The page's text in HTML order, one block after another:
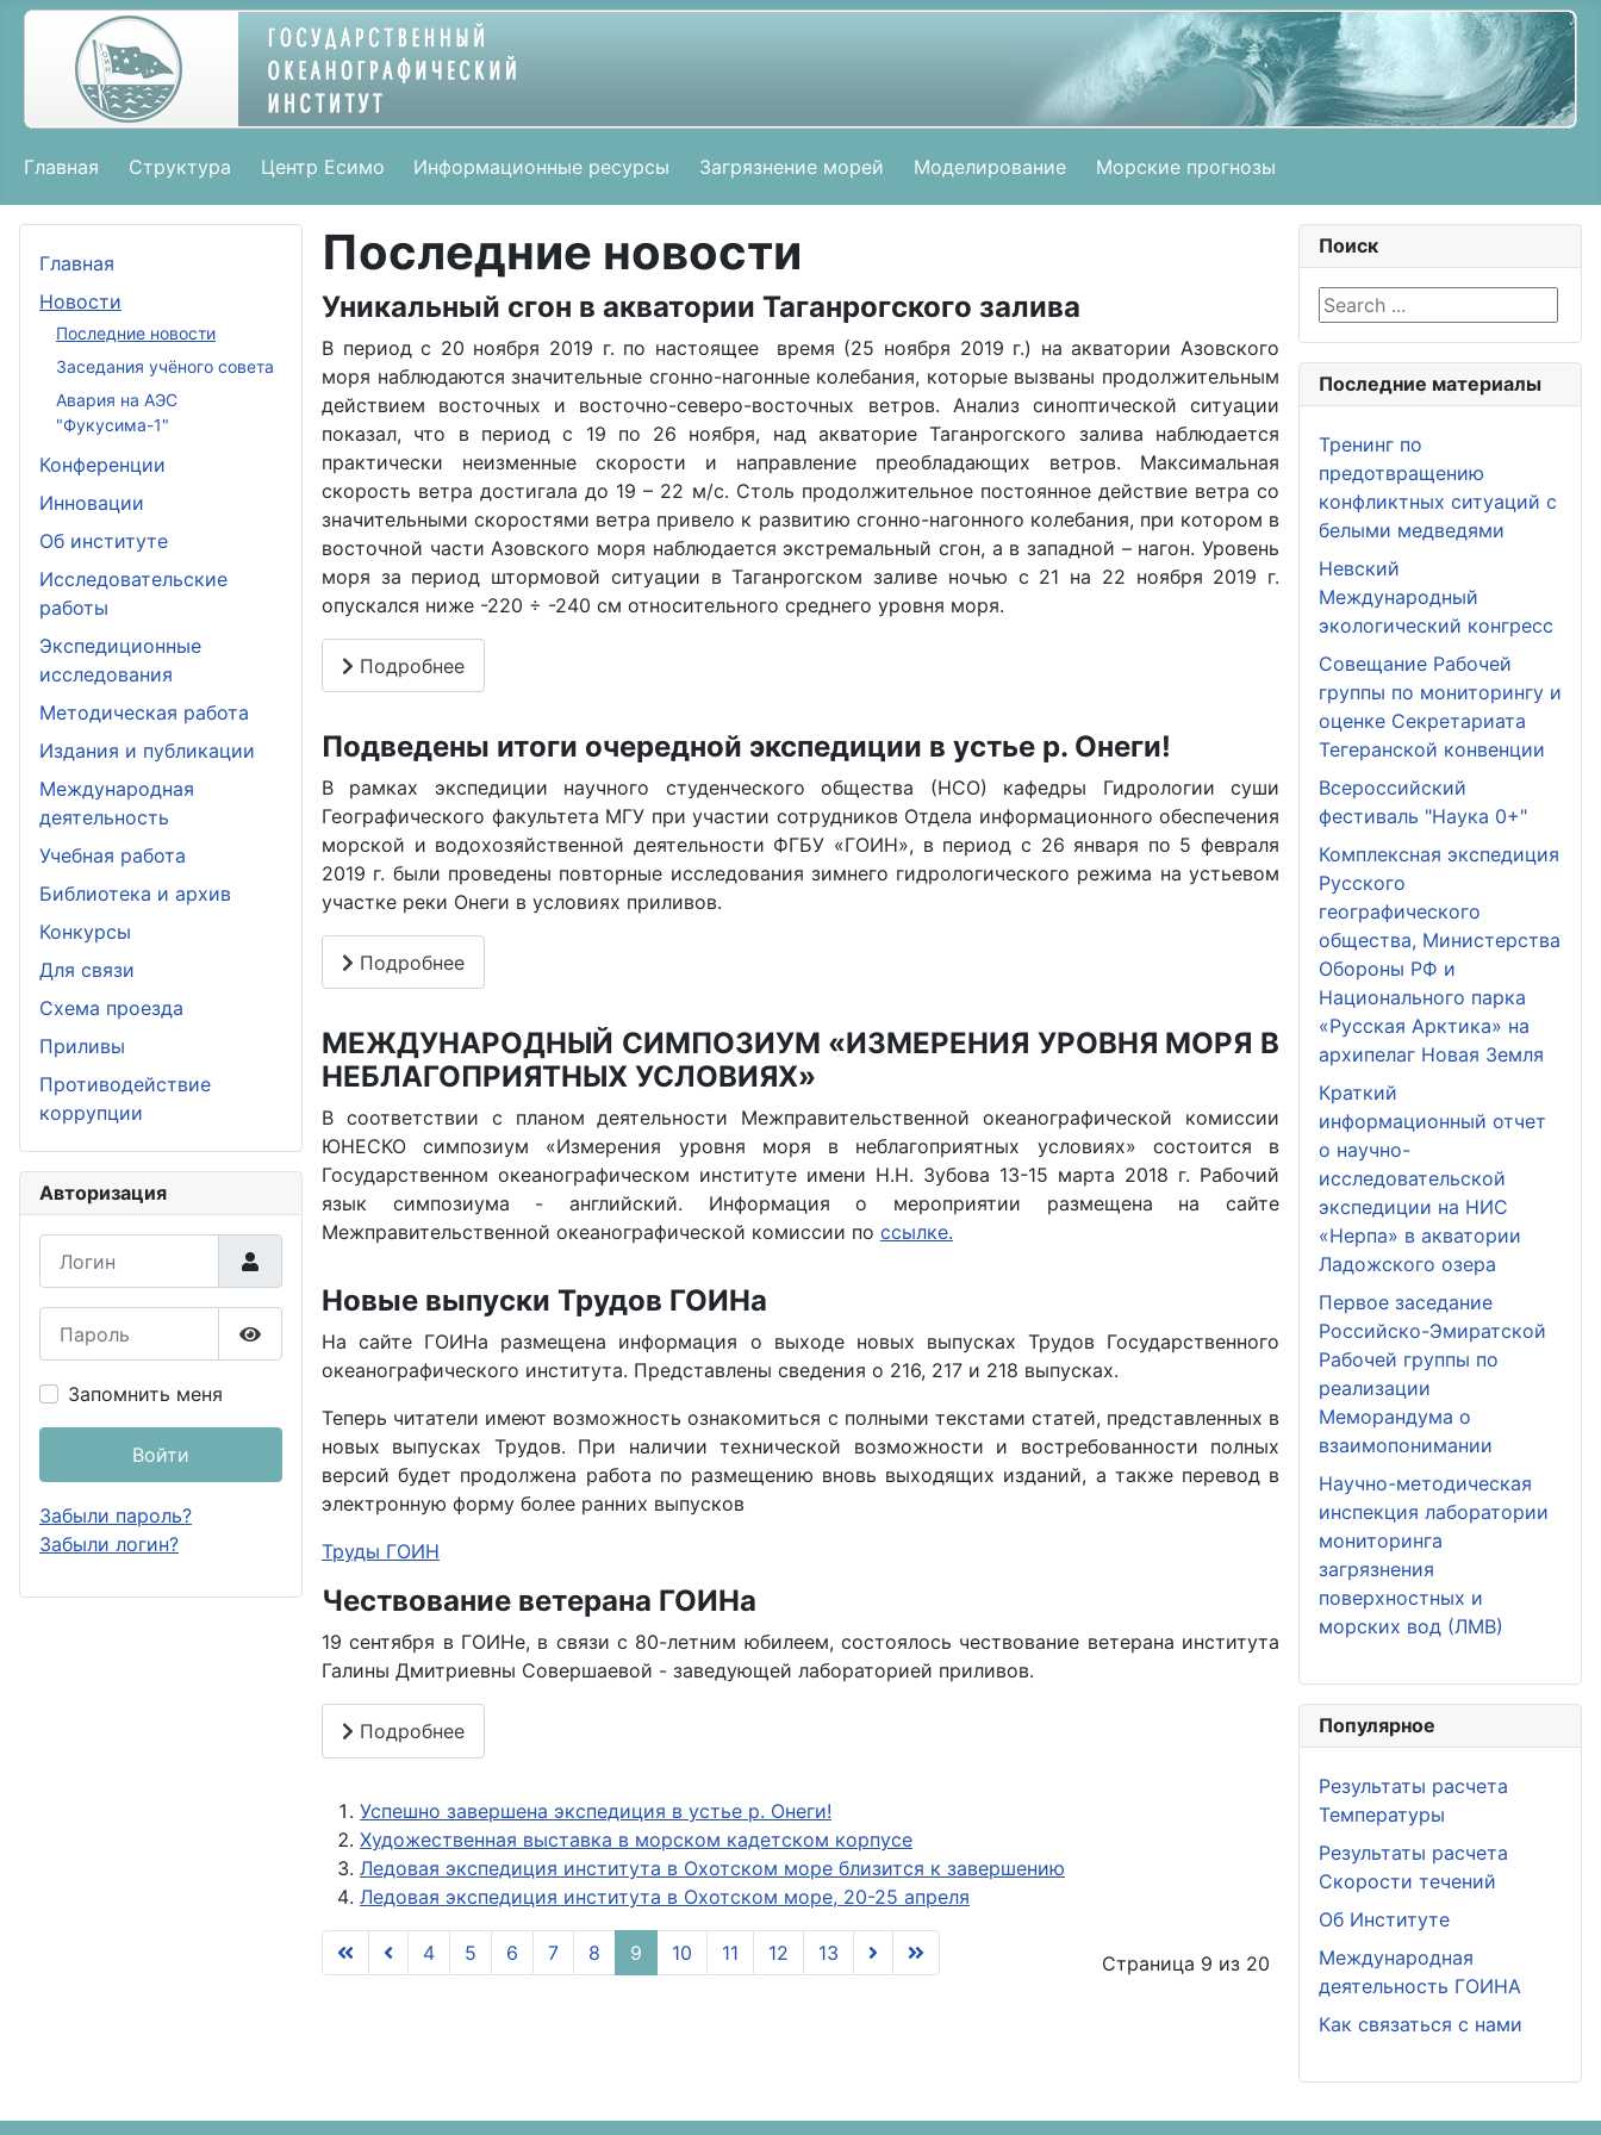
Главная Структура Центр Есимо Информационные ресурсы Загрязнение морей Моделирование Морские прогнозы
Главная
Новости
Последние новости
Заседания учёного совета
Авария на АЭС
"Фукусима-1"
Конференции
Инновации
Об институте
Исследовательские
работы
Экспедиционные
исследования
Методическая работа
Издания и публикации
Международная
деятельность
Учебная работа
Библиотека и архив
Конкурсы
Для связи
Схема проезда
Приливы
Противодействие
коррупции
Авторизация
Показать пароль
Запомнить меня
Войти
Забыли пароль?
Забыли логин?
Последние новости
Уникальный сгон в акватории Таганрогского залива
В период с 20 ноября 2019 г. по настоящее время (25 ноября 2019 г.) на акватории Азовского
моря наблюдаются значительные сгонно-нагонные колебания, которые вызваны продолжительным
действием восточных и восточно-северо-восточных ветров. Анализ синоптической ситуации
показал, что в период с 19 по 26 ноября, над акваторие Таганрогского залива наблюдается
практически неизменные скорости и направление преобладающих ветров. Максимальная
скорость ветра достигала до 19 – 22 м/c. Столь продолжительное постоянное действие ветра со
значительными скоростями ветра привело к развитию сгонно-нагонного колебания, при котором в
восточной части Азовского моря наблюдается экстремальный сгон, а в западной – нагон. Уровень
моря за период штормовой ситуации в Таганрогском заливе ночью с 21 на 22 ноября 2019 г.
опускался ниже -220 ÷ -240 см относительного среднего уровня моря.
Подробнее
Подведены итоги очередной экспедиции в устье р. Онеги!
В рамках экспедиции научного студенческого общества (НСО) кафедры Гидрологии суши
Географического факультета МГУ при участии сотрудников Отдела информационного обеспечения
морской и водохозяйственной деятельности ФГБУ «ГОИН», в период с 26 января по 5 февраля
2019 г. были проведены повторные исследования зимнего гидрологического режима на устьевом
участке реки Онеги в условиях приливов.
Подробнее
МЕЖДУНАРОДНЫЙ СИМПОЗИУМ «ИЗМЕРЕНИЯ УРОВНЯ МОРЯ В
НЕБЛАГОПРИЯТНЫХ УСЛОВИЯХ»
В соответствии с планом деятельности Межправительственной океанографической комиссии
ЮНЕСКО симпозиум «Измерения уровня моря в неблагоприятных условиях» состоится в
Государственном океанографическом институте имени Н.Н. Зубова 13-15 марта 2018 г. Рабочий
язык симпозиума - английский. Информация о мероприятии размещена на сайте
Межправительственной океанографической комиссии по ссылке.
Новые выпуски Трудов ГОИНа
На сайте ГОИНа размещена информация о выходе новых выпусках Трудов Государственного
океанографического института. Представлены сведения о 216, 217 и 218 выпусках.
Теперь читатели имеют возможность ознакомиться с полными текстами статей, представленных в
новых выпусках Трудов. При наличии технической возможности и востребованности полных
версий будет продолжена работа по размещению вновь выходящих изданий, а также перевод в
электронную форму более ранних выпусков
Труды ГОИН
Чествование ветерана ГОИНа
19 сентября в ГОИНе, в связи с 80-летним юбилеем, состоялось чествование ветерана института
Галины Дмитриевны Совершаевой - заведующей лабораторией приливов.
Подробнее
Успешно завершена экспедиция в устье р. Онеги!
Художественная выставка в морском кадетском корпусе
Ледовая экспедиция института в Охотском море близится к завершению
Ледовая экспедиция института в Охотском море, 20-25 апреля
Страница 9 из 20
4 5 6 7 8 9 10 11 12 13
Поиск
Search ...
Последние материалы
Тренинг по
предотвращению
конфликтных ситуаций с
белыми медведями
Невский
Международный
экологический конгресс
Совещание Рабочей
группы по мониторингу и
оценке Секретариата
Тегеранской конвенции
Всероссийский
фестиваль "Наука 0+"
Комплексная экспедиция
Русского
географического
общества, Министерства
Обороны РФ и
Национального парка
«Русская Арктика» на
архипелаг Новая Земля
Краткий
информационный отчет
о научно-
исследовательской
экспедиции на НИС
«Нерпа» в акватории
Ладожского озера
Первое заседание
Российско-Эмиратской
Рабочей группы по
реализации
Меморандума о
взаимопонимании
Научно-методическая
инспекция лаборатории
мониторинга
загрязнения
поверхностных и
морских вод (ЛМВ)
Популярное
Результаты расчета
Температуры
Результаты расчета
Скорости течений
Об Институте
Международная
деятельность ГОИНА
Как связаться с нами